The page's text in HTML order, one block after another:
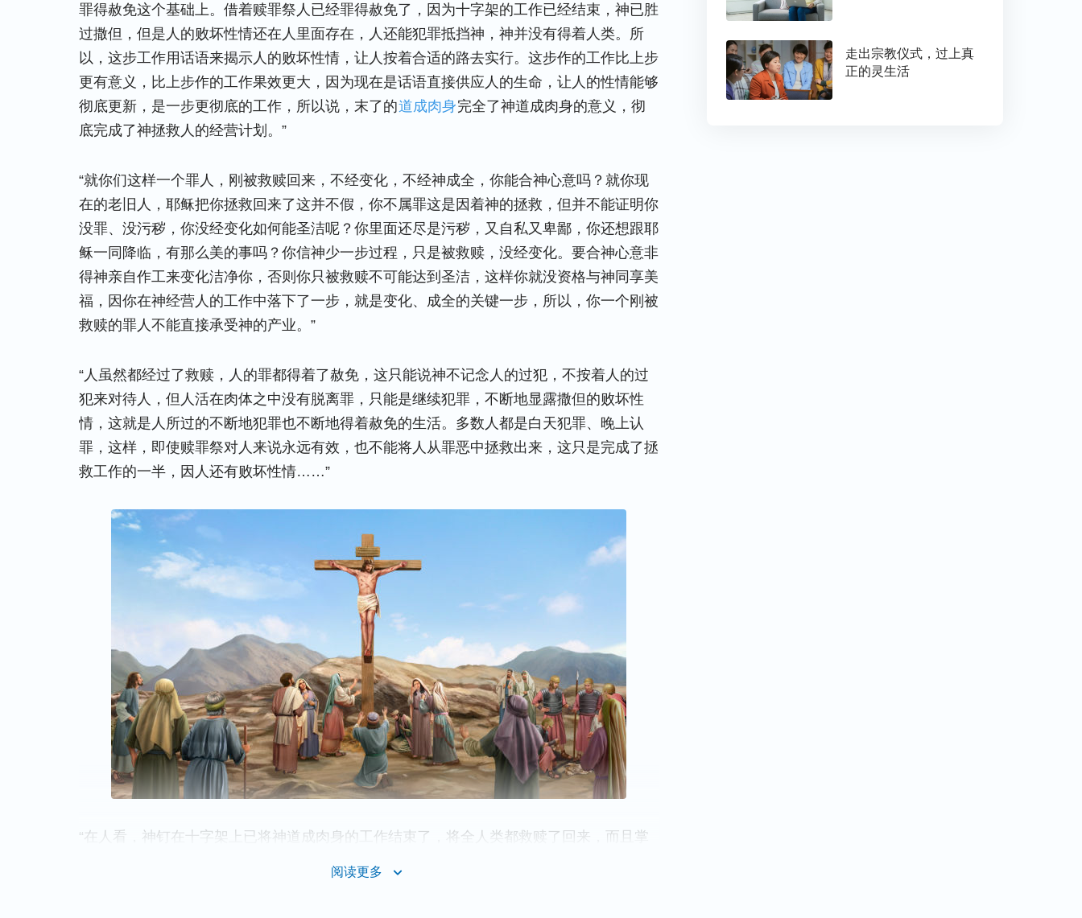
罪得赦免这个基础上。借着赎罪祭人已经罪得赦免了，因为十字架的工作已经结束，神已胜
过撒但，但是人的败坏性情还在人里面存在，人还能犯罪抵挡神，神并没有得着人类。所
以，这步工作用话语来揭示人的败坏性情，让人按着合适的路去实行。这步作的工作比上步
更有意义，比上步作的工作果效更大，因为现在是话语直接供应人的生命，让人的性情能够
彻底更新，是一步更彻底的工作，所以说，末了的道成肉身完全了神道成肉身的意义，彻
底完成了神拯救人的经营计划。”
“就你们这样一个罪人，刚被救赎回来，不经变化，不经神成全，你能合神心意吗？就你现
在的老旧人，耶稣把你拯救回来了这并不假，你不属罪这是因着神的拯救，但并不能证明你
没罪、没污秽，你没经变化如何能圣洁呢？你里面还尽是污秽，又自私又卑鄙，你还想跟耶
稣一同降临，有那么美的事吗？你信神少一步过程，只是被救赎，没经变化。要合神心意非
得神亲自作工来变化洁净你，否则你只被救赎不可能达到圣洁，这样你就没资格与神同享美
福，因你在神经营人的工作中落下了一步，就是变化、成全的关键一步，所以，你一个刚被
救赎的罪人不能直接承受神的产业。”
“人虽然都经过了救赎，人的罪都得着了赦免，这只能说神不记念人的过犯，不按着人的过
犯来对待人，但人活在肉体之中没有脱离罪，只能是继续犯罪，不断地显露撒但的败坏性
情，这就是人所过的不断地犯罪也不断地得着赦免的生活。多数人都是白天犯罪、晚上认
罪，这样，即使赎罪祭对人来说永远有效，也不能将人从罪恶中拯救出来，这只是完成了拯
救工作的一半，因人还有败坏性情……”
“在人看，神钉在十字架上已将神道成肉身的工作结束了，将全人类都救赎了回来，而且掌
握了阴间的钥匙，人都认为神的工作已彻底告成了，其实，在神来看，他的工作只完成了一
阅读更多
走出宗教仪式，过上真
正的灵生活